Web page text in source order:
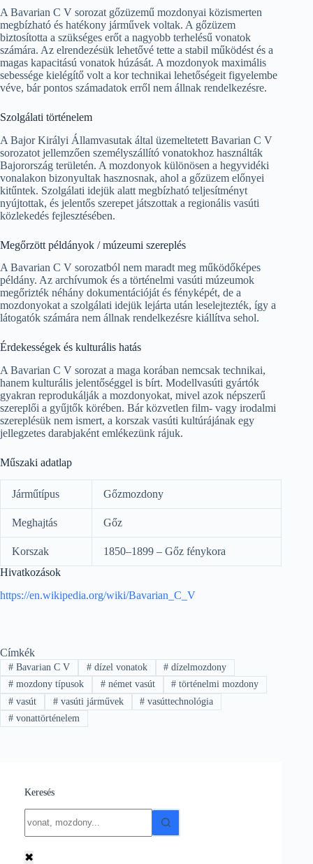
A Bavarian C V sorozat gőzüzemű mozdonyai közismerten
megbízható és hatékony járművek voltak. A gőzüzem
biztosította a szükséges erőt a nagyobb terhelésű vonatok
számára. Az elrendezésük lehetővé tette a stabil működést és a
magas kapacitású vonatok húzását. A mozdonyok maximális
sebessége kielégítő volt a kor technikai lehetőségeit figyelembe
véve, bár pontos számadatok erről nem állnak rendelkezésre.
Szolgálati történelem
A Bajor Királyi Államvasutak által üzemeltetett Bavarian C V
sorozatot jellemzően személyszállító vonatokhoz használták
Bajorország területén. A mozdonyok különösen a hegyvidéki
vonalakon bizonyultak hasznosnak, ahol a gőzüzem előnyei
kitűntek. Szolgálati idejük alatt megbízható teljesítményt
nyújtottak, és jelentős szerepet játszottak a regionális vasúti
közlekedés fejlesztésében.
Megőrzött példányok / múzeumi szereplés
A Bavarian C V sorozatból nem maradt meg működőképes
példány. Az archívumok és a történelmi vasúti múzeumok
megőrizték néhány dokumentációját és fényképét, de a
mozdonyokat a szolgálati idejük lejárta után leselejtezték, így a
látogatók számára nem állnak rendelkezésre kiállítva sehol.
Érdekességek és kulturális hatás
A Bavarian C V sorozat a maga korában nemcsak technikai,
hanem kulturális jelentőséggel is bírt. Modellvasúti gyártók
gyakran reprodukálják a mozdonyokat, mivel azok népszerű
szereplői a gyűjtők körében. Bár közvetlen film- vagy irodalmi
szereplésük nem ismert, a korszak vasúti kultúrájának egy
jellegzetes darabjaként emlékezünk rájuk.
Műszaki adatlap
Járműtípus Gőzmozdony
Meghajtás Gőz
Korszak
1850–1899 – Gőz fénykora
Hivatkozások
https://en.wikipedia.org/wiki/Bavarian_C_V
Címkék
#Bavarian C V #dízel vonatok # dízelmozdony
#mozdony típusok #német vasút # történelmi mozdony
#vasút #vasúti járművek # vasúttechnológia
#vonattörténelem
Keresés
results
✖